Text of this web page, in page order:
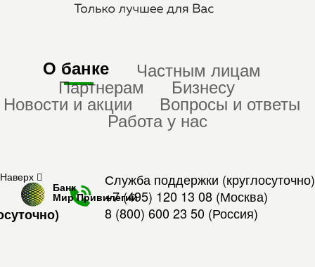
О банке Частным лицам
Партнерам Бизнесу
Новости и акции Вопросы и ответы
Работа у нас
Служба поддержки (круглосуточно)
+7 (495) 120 13 08 (Москва)
8 (800) 600 23 50 (Россия)
Наверх
Банк
Мир Привилегий